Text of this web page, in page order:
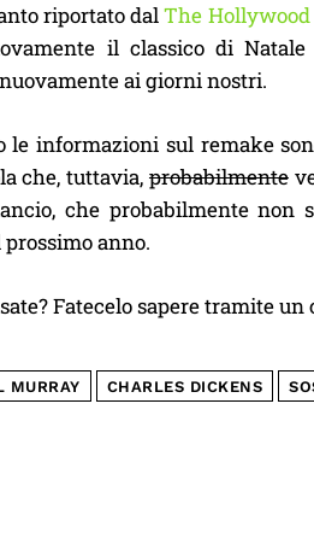
riportato dalThe Hollywood
il classico di
ai giorni nostri.
le informazioni sul remake
che, tuttavia, probabilmente
che probabilmente non
anno.
Fatecelo sapere tramite
MURRAY CHARLES DICKENS